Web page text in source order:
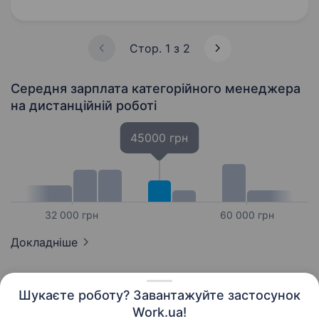
Шукаєте роботу? Завантажуйте застосунок
Work.ua!
Стор. 1 з 2
Середня зарплата категорійного менеджера
на дистанційній роботі
32 000 грн
45000 грн
60 000 грн
Докладніше